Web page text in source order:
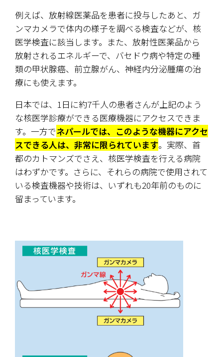
例えば、放射線医薬品を患者に投与したあと、ガ
ンマカメラで体内の様子を調べる検査などが、核
医学検査に該当します。また、放射性医薬品から
放射されるエネルギーで、バセドウ病や特定の種
類の甲状腺癌、前立腺がん、神経内分泌腫瘍の治
療にも使えます。
日本では、1日に約7千人の患者さんが上記のよう
な核医学診療ができる医療機器にアクセスできま
す。一方でネパールでは、このような機器にアクセ
スできる人は、非常に限られています。実際、首
都のカトマンズでさえ、核医学検査を行える病院
はわずかです。さらに、それらの病院で使用されて
いる検査機器や技術は、いずれも20年前のものに
留まっています。